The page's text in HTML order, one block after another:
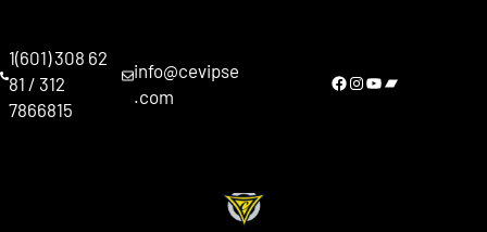
contenido
1(601) 308 62
81 / 312
7866815
info@cevipse
.com
Facebook Instagram YouTube Bandcamp